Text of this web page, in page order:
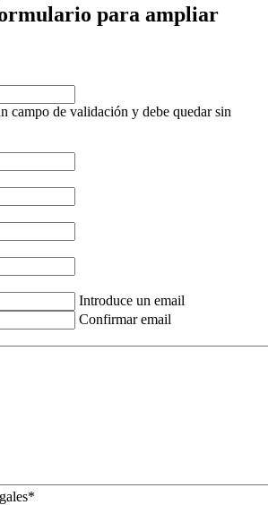
para ampliar
campo de validación y debe quedar sin
Introduce un email
Confirmar email
*